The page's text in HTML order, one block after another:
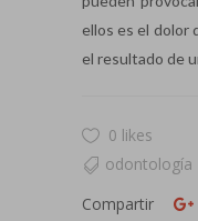
ellos es el dolor
el resultado de
0 likes
odontología
Compartir